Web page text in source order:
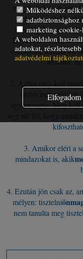
meg tisztelni azt, ami
lehetetlen alakká
személyek
Egyébként is
családban, mintha ők
abszurd,
2. Aztán meg kell
utóbb már nem leli
agyoncsapja. Meg
úgy nő föl, hogy
3. Amikor eléri a
mindazokat is, akik
4. Ezután jön csak az,
mélyen: tisztelni
nem tanulta meg
Működéshez
adatbiztonsághoz
marketing
A weboldalon
adatokat,
adatvédelmi
Elfogadom